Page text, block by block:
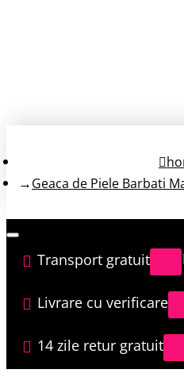
Geaca de Piele Barbati
Transport gratuit
Livrare cu verificare
14 zile retur gratuit